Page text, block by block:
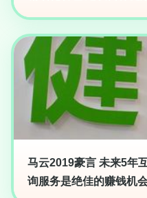
马云2019豪言 未来5年
询服务是绝佳的赚钱机